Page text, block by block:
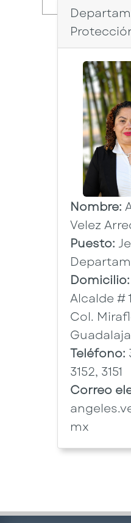
Nombre:
Velez
Puesto:
Domicilio:
Alcalde #
Col.
Teléfono:
3152, 3151
Correo
mx